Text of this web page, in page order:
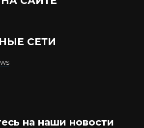
СЕТИ
на наши новости